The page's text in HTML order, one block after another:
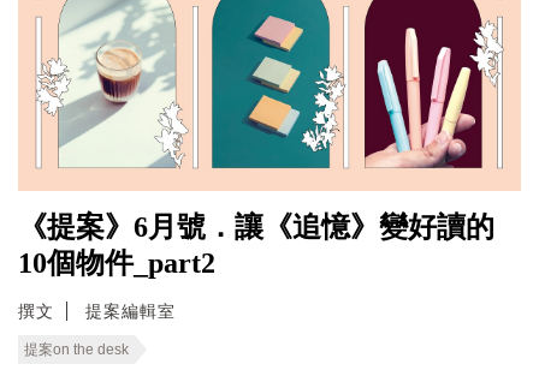
《提案》6月號．讓《追憶》變好讀的
10個物件_part2
撰文 提案編輯室
提案on the desk